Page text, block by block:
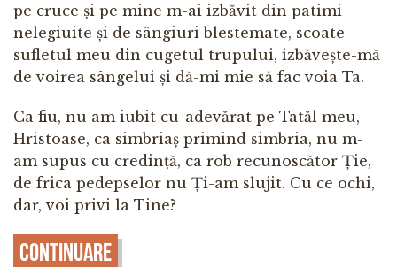
pe cruce și pe mine m-ai izbăvit din patimi
nelegiuite și de sângiuri blestemate, scoate
sufletul meu din cugetul trupului, izbăvește-mă
de voirea sângelui și dă-mi mie să fac voia Ta.
Ca fiu, nu am iubit cu-adevărat pe Tatăl meu,
Hristoase, ca simbriaș primind simbria, nu m-
am supus cu credință, ca rob recunoscător Ție,
de frica pedepselor nu Ți-am slujit. Cu ce ochi,
dar, voi privi la Tine?
Continuare